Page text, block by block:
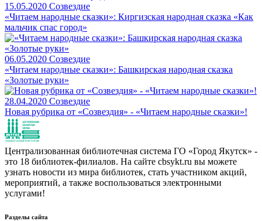
15.05.2020 Созвездие
«Читаем народные сказки»: Киргизская народная сказка «Как
мальчик спас город»
06.05.2020 Созвездие
«Читаем народные сказки»: Башкирская народная сказка
«Золотые руки»
28.04.2020 Созвездие
Новая рубрика от «Созвездия» - «Читаем народные сказки»!
Централизованная библиотечная система ГО «Город Якутск» -
это 18 библиотек-филиалов. На сайте cbsykt.ru вы можете
узнать новости из мира библиотек, стать участником акций,
мероприятий, а также воспользоваться электронными
услугами!
Разделы сайта